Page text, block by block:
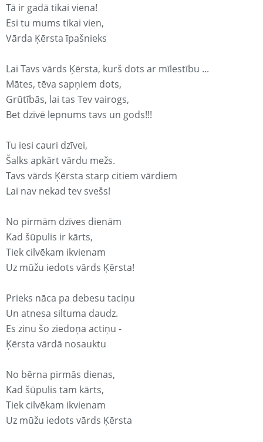
Tā ir gadā tikai viena!
Esi tu mums tikai vien,
Vārda Ķērsta īpašnieks
Lai Tavs vārds Ķērsta, kurš dots ar mīlestību ...
Mātes, tēva sapņiem dots,
Grūtībās, lai tas Tev vairogs,
Bet dzīvē lepnums tavs un gods!!!
Tu iesi cauri dzīvei,
Šalks apkārt vārdu mežs.
Tavs vārds Ķērsta starp citiem vārdiem
Lai nav nekad tev svešs!
No pirmām dzīves dienām
Kad šūpulis ir kārts,
Tiek cilvēkam ikvienam
Uz mūžu iedots vārds Ķērsta!
Prieks nāca pa debesu taciņu
Un atnesa siltuma daudz.
Es zinu šo ziedoņa actiņu -
Ķērsta vārdā nosauktu
No bērna pirmās dienas,
Kad šūpulis tam kārts,
Tiek cilvēkam ikvienam
Uz mūžu iedots vārds Ķērsta